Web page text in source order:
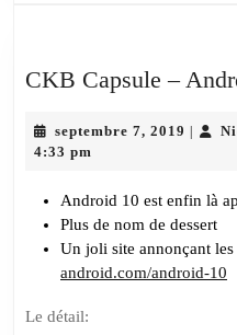
CKB Capsule –
septembre 7, 2019
4:33 pm
Android 10 est enfin là
Plus de nom de dessert
Un joli site annonçant
android.com/android-10
Le détail: